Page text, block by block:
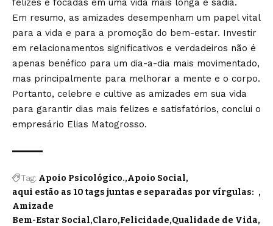
felizes e focadas em uma vida mais longa e sadia.
Em resumo, as amizades desempenham um papel vital
para a vida e para a promoção do bem-estar. Investir
em relacionamentos significativos e verdadeiros não é
apenas benéfico para um dia-a-dia mais movimentado,
mas principalmente para melhorar a mente e o corpo.
Portanto, celebre e cultive as amizades em sua vida
para garantir dias mais felizes e satisfatórios, conclui o
empresário Elias Matogrosso.
Tag: Apoio Psicológico. Apoio Social
aqui estão as 10 tags juntas e separadas por vírgulas:
Amizade
Bem-Estar Social Claro Felicidade Qualidade de Vida